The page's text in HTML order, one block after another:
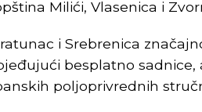
Milići, Vlasenica i
i Srebrenica
besplatno sadnice,
poljoprivrednih